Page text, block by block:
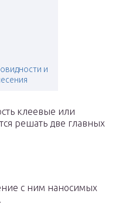
и
клеевые или
решать две главных
с ним наносимых